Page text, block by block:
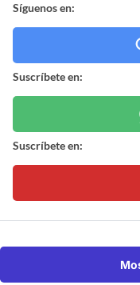
Síguenos en:
Suscríbete en:
Suscríbete en: